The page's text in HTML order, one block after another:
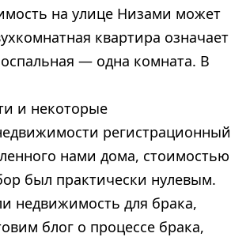
на улице Низами может
квартира означает
— одна комната. В
и некоторые
регистрационный
нами дома, стоимостью
был практически нулевым.
недвижимость для брака,
блог о процессе брака,